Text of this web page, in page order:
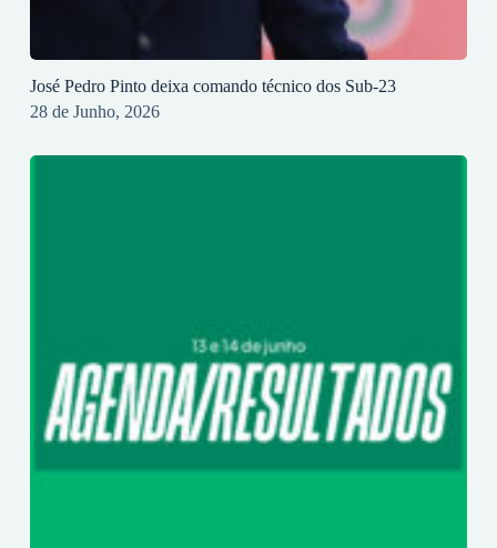
José Pedro Pinto deixa comando técnico dos Sub-23
28 de Junho, 2026